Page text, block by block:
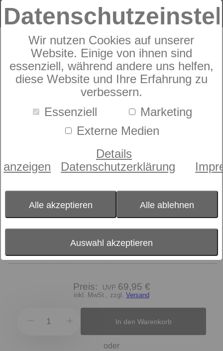
Wir nutzen Cookies auf unserer
Website. Einige von ihnen sind
essenziell, während andere uns helfen,
diese Website und Ihre Erfahrung zu
verbessern.
Essenziell
Marketing
Externe Medien
Details
anzeigen
Datenschutzerklärung
Alle akzeptieren Alle ablehnen
Auswahl akzeptieren
ESSENZA Bettwäsche Imara
100% Baumwolle, Mako-Satin
Hersteller Essenza
Preis: 69,95 €
inkl. MwSt., zzgl. Versand
In den Warenkorb
oder